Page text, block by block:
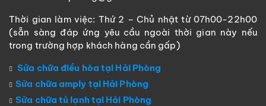
Thời gian làm việc: Thứ 2 – Chủ nhật từ 07h00-22h00
(sẵn sàng đáp ứng yêu cầu ngoài thời gian này nếu
trong trường hợp khách hàng cần gấp)
Sửa chữa điều hòa tại Hải Phòng
Sửa chữa amply tại Hải Phòng
Sửa chữa tủ lạnh tại Hải Phòng